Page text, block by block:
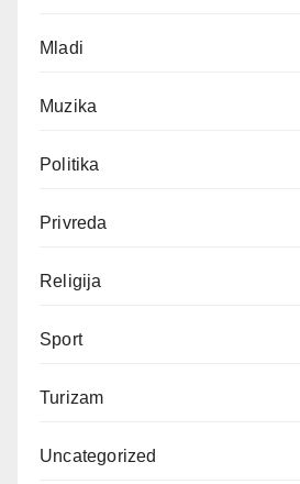
Mladi
Muzika
Politika
Privreda
Religija
Sport
Turizam
Uncategorized